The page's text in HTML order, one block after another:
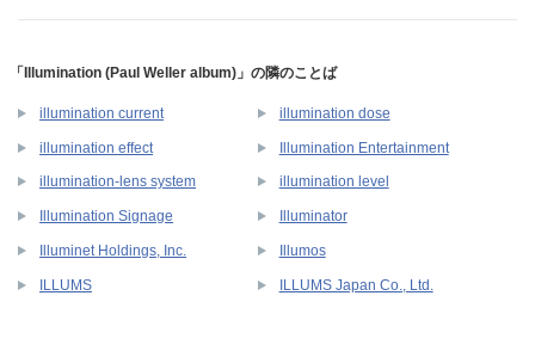
「Illumination (Paul Weller album)」の隣のことば
illumination current illumination dose
illumination effect Illumination Entertainment
illumination-lens system illumination level
Illumination Signage Illuminator
Illuminet Holdings, Inc. Illumos
ILLUMS ILLUMS Japan Co., Ltd.